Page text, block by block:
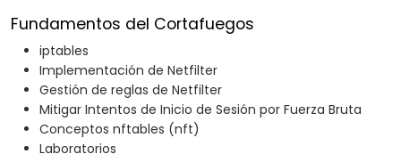
Fundamentos del Cortafuegos
iptables
Implementación de Netfilter
Gestión de reglas de Netfilter
Mitigar Intentos de Inicio de Sesión por Fuerza Bruta
Conceptos nftables (nft)
Laboratorios